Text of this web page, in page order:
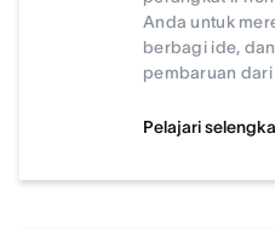
Anda untuk
berbagi ide,
pembaruan dari
Pelajari